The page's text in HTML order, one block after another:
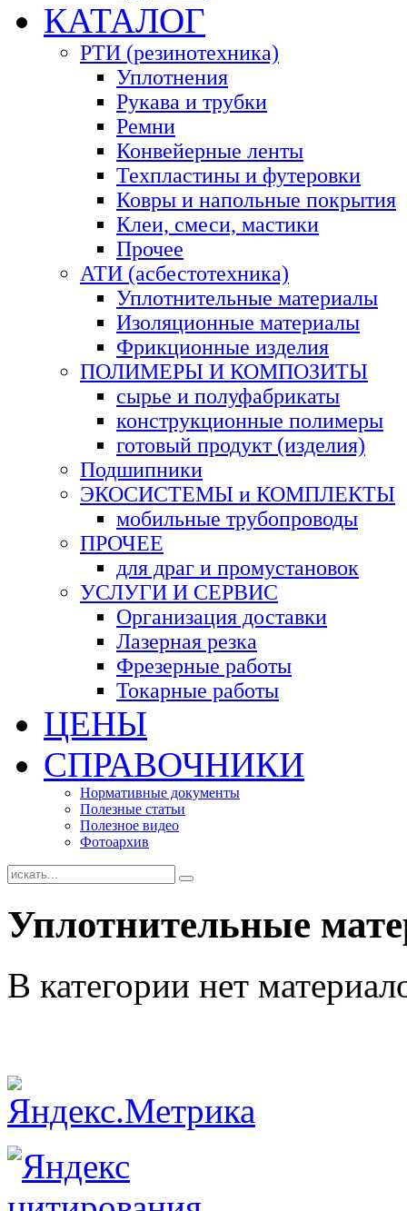
КАТАЛОГ
РТИ (резинотехника)
Уплотнения
Рукава и трубки
Ремни
Конвейерные ленты
Техпластины и футеровки
Ковры и напольные покрытия
Клеи, смеси, мастики
Прочее
АТИ (асбестотехника)
Уплотнительные материалы
Изоляционные материалы
Фрикционные изделия
ПОЛИМЕРЫ И КОМПОЗИТЫ
сырье и полуфабрикаты
конструкционные полимеры
готовый продукт (изделия)
Подшипники
ЭКОСИСТЕМЫ и КОМПЛЕКТЫ
мобильные трубопроводы
ПРОЧЕЕ
для драг и промустановок
УСЛУГИ И СЕРВИС
Организация доставки
Лазерная резка
Фрезерные работы
Токарные работы
ЦЕНЫ
СПРАВОЧНИКИ
Нормативные документы
Полезные статьи
Полезное видео
Фотоархив
Уплотнительные
В категории нет